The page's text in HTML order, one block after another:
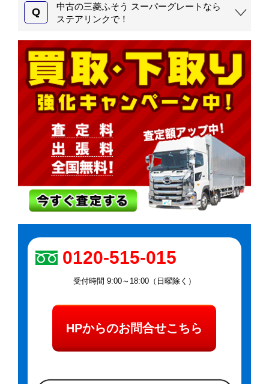
Q
中古の三菱ふそう スーパーグレートなら
ステアリンクで！
0120-515-015
受付時間 9:00～18:00（日曜除く）
HPからのお問合せこちら